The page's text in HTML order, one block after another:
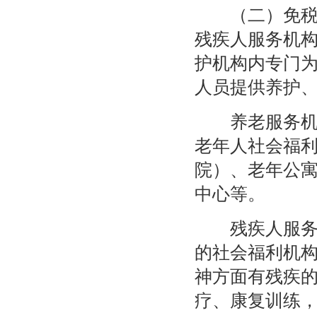
（二）免税
残疾人服务机
护机构内专门
人员提供养护
养老服务机
老年人社会福
院）、老年公
中心等。
残疾人服务
的社会福利机
神方面有残疾
疗、康复训练